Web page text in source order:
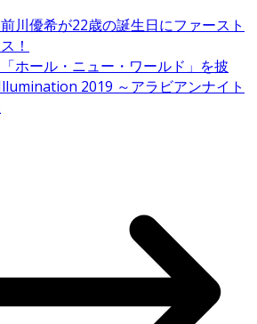
川優希が22歳の誕生日にファースト
！
ホール・ニュー・ワールド」を披
2019 ～アラビアンナイト